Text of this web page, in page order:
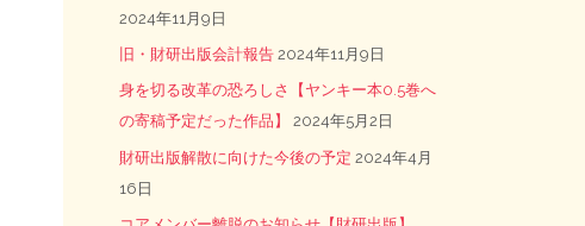
2024年11月9日
旧・財研出版会計報告 2024年11月9日
身を切る改革の恐ろしさ【ヤンキー本0.5巻へ
の寄稿予定だった作品】
2024年5月2日
財研出版解散に向けた今後の予定 2024年4月
16日